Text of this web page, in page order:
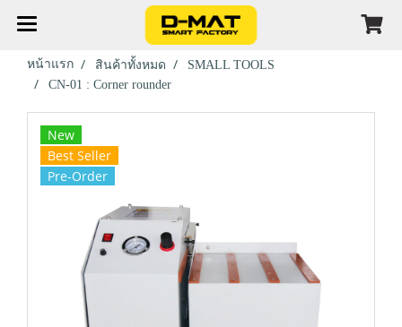
หน้าแรก สินค้าทั้งหมด
SMALL TOOLS
CN-01 : Corner rounder
New
Best Seller
Pre-Order